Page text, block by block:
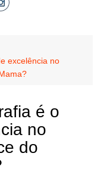
excelência no
é o
no
do